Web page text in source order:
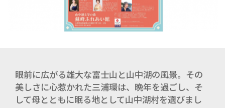
眼前に広がる雄大な富士山と山中湖の風景。その
美しさに心惹かれた三浦環は、晩年を過ごし、そ
して母とともに眠る地として山中湖村を選びまし